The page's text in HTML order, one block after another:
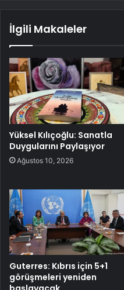
İlgili Makaleler
Yüksel Kılıçoğlu: Sanatla
Duygularını Paylaşıyor
Ağustos 10, 2026
Guterres: Kıbrıs için 5+1
görüşmeleri yeniden